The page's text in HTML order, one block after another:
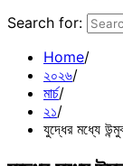
Search for:
Home
২০২৬
মার্চ
২১
যুদ্ধের মধ্যে